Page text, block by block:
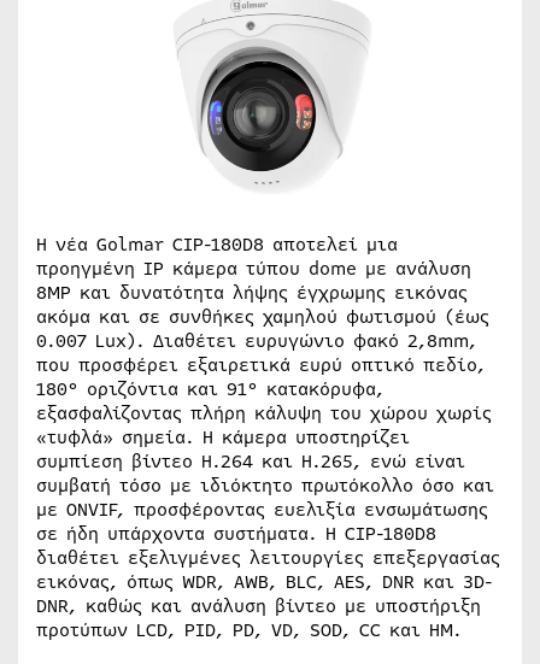
Η νέα Golmar CIP-180D8 αποτελεί μια
προηγμένη IP κάμερα τύπου dome με ανάλυση
8MP και δυνατότητα λήψης έγχρωμης εικόνας
ακόμα και σε συνθήκες χαμηλού φωτισμού (έως
0.007 Lux). Διαθέτει ευρυγώνιο φακό 2,8mm,
που προσφέρει εξαιρετικά ευρύ οπτικό πεδίο,
180° οριζόντια και 91° κατακόρυφα,
εξασφαλίζοντας πλήρη κάλυψη του χώρου χωρίς
«τυφλά» σημεία. Η κάμερα υποστηρίζει
συμπίεση βίντεο H.264 και H.265, ενώ είναι
συμβατή τόσο με ιδιόκτητο πρωτόκολλο όσο και
με ONVIF, προσφέροντας ευελιξία ενσωμάτωσης
σε ήδη υπάρχοντα συστήματα. Η CIP-180D8
διαθέτει εξελιγμένες λειτουργίες επεξεργασίας
εικόνας, όπως WDR, AWB, BLC, AES, DNR και 3D-
DNR, καθώς και ανάλυση βίντεο με υποστήριξη
προτύπων LCD, PID, PD, VD, SOD, CC και HM.